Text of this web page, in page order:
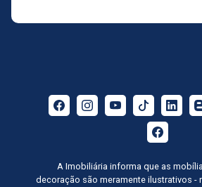
A Imobiliária informa que as
decoração são meramente ilustrativos -